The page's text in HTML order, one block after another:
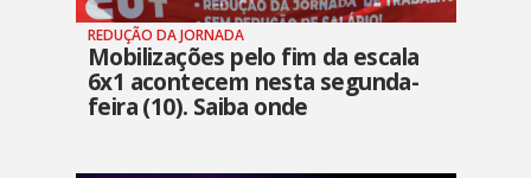
REDUÇÃO DA JORNADA
Mobilizações pelo fim da escala
6x1 acontecem nesta segunda-
feira (10). Saiba onde